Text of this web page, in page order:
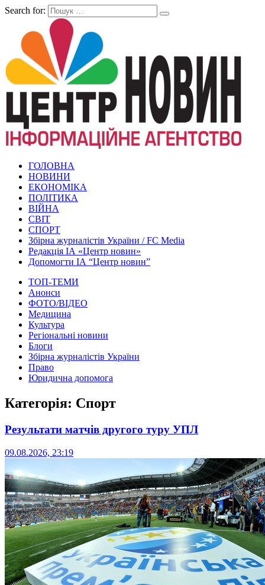
Search for:
ГОЛОВНА
НОВИНИ
ЕКОНОМІКА
ПОЛІТИКА
ВІЙНА
СВІТ
СПОРТ
Збірна журналістів України / FC Media
Редакція ІА «Центр новин»
Допомогти ІА “Центр новин”
ТОП-ТЕМИ
Анонси
ФОТО/ВІДЕО
Медицина
Культура
Регіональні новини
Блоги
Збірна журналістів України
Право
Юридична допомога
Категорія: Спорт
Результати матчів другого туру УПЛ
09.08.2026, 23:19